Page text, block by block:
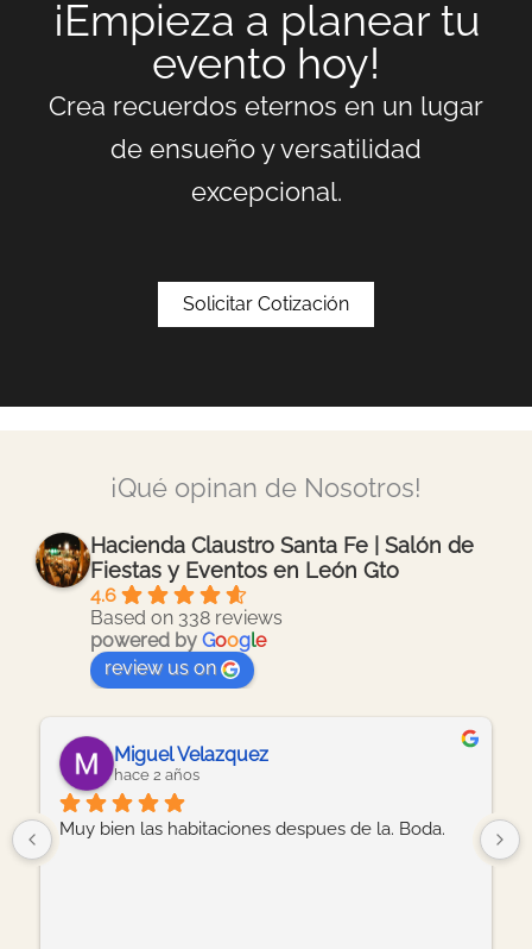
¡Empieza a planear tu
evento hoy!
Crea recuerdos eternos en un lugar
de ensueño y versatilidad
excepcional.
Solicitar Cotización
¡Qué opinan de Nosotros!
Hacienda Claustro Santa Fe | Salón de
Fiestas y Eventos en León Gto
4.6
Based on 338 reviews
powered by Google
review us on
Miguel Velazquez
hace 2 años
Muy bien las habitaciones despues de la. Boda.